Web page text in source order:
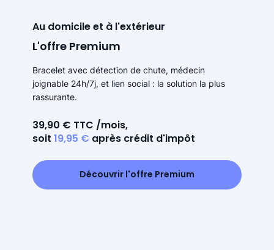
Au domicile et à l'extérieur
L'offre Premium
Bracelet avec détection de chute, médecin
joignable 24h/7j, et lien social : la solution la plus
rassurante.
39,90 € TTC /mois,
soit 19,95 € après crédit d'impôt
Découvrir l'offre Premium